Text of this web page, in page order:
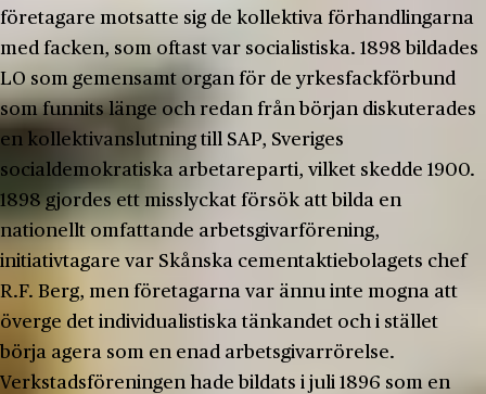
företagare motsatte sig de kollektiva förhandlingarna
med facken, som oftast var socialistiska. 1898 bildades
LO som gemensamt organ för de yrkesfackförbund
som funnits länge och redan från början diskuterades
en kollektivanslutning till SAP, Sveriges
socialdemokratiska arbetareparti, vilket skedde 1900.
1898 gjordes ett misslyckat försök att bilda en
nationellt omfattande arbetsgivarförening,
initiativtagare var Skånska cementaktiebolagets chef
R.F. Berg, men företagarna var ännu inte mogna att
överge det individualistiska tänkandet och i stället
börja agera som en enad arbetsgivarrörelse.
Verkstadsföreningen hade bildats i juli 1896 som en